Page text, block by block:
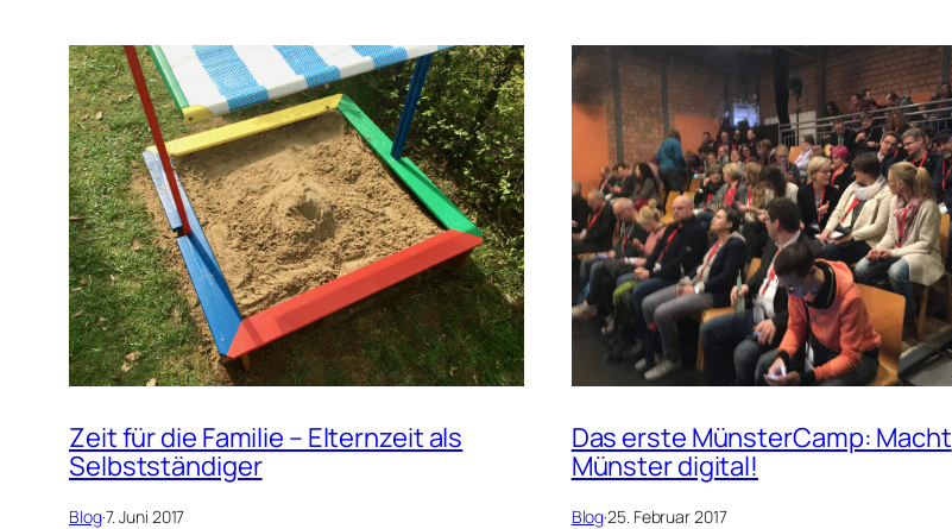
Zeit für die Familie – Elternzeit als
Selbstständiger
Blog·7. Juni 2017
Das erste MünsterCamp: Macht
Münster digital!
Blog·25. Februar 2017